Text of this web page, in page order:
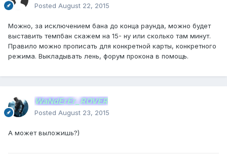
Posted August 22, 2015
Можно, за исключением бана до конца раунда, можно будет
выставить темпбан скажем на 15- ну или сколько там минут.
Правило можно прописать для конкретной карты, конкретного
режима. Выкладывать лень, форум прокона в помощь.
WaNdErEr_ROVER
Posted August 23, 2015
А может выложишь?)